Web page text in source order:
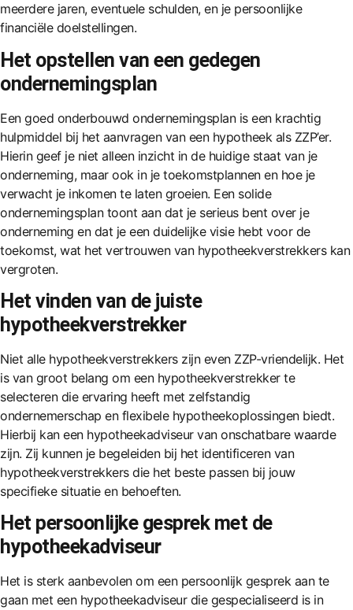
meerdere jaren, eventuele schulden, en je persoonlijke
financiële doelstellingen.
Het opstellen van een gedegen
ondernemingsplan
Een goed onderbouwd ondernemingsplan is een krachtig
hulpmiddel bij het aanvragen van een hypotheek als ZZP’er.
Hierin geef je niet alleen inzicht in de huidige staat van je
onderneming, maar ook in je toekomstplannen en hoe je
verwacht je inkomen te laten groeien. Een solide
ondernemingsplan toont aan dat je serieus bent over je
onderneming en dat je een duidelijke visie hebt voor de
toekomst, wat het vertrouwen van hypotheekverstrekkers kan
vergroten.
Het vinden van de juiste
hypotheekverstrekker
Niet alle hypotheekverstrekkers zijn even ZZP-vriendelijk. Het
is van groot belang om een hypotheekverstrekker te
selecteren die ervaring heeft met zelfstandig
ondernemerschap en flexibele hypotheekoplossingen biedt.
Hierbij kan een hypotheekadviseur van onschatbare waarde
zijn. Zij kunnen je begeleiden bij het identificeren van
hypotheekverstrekkers die het beste passen bij jouw
specifieke situatie en behoeften.
Het persoonlijke gesprek met de
hypotheekadviseur
Het is sterk aanbevolen om een persoonlijk gesprek aan te
gaan met een hypotheekadviseur die gespecialiseerd is in